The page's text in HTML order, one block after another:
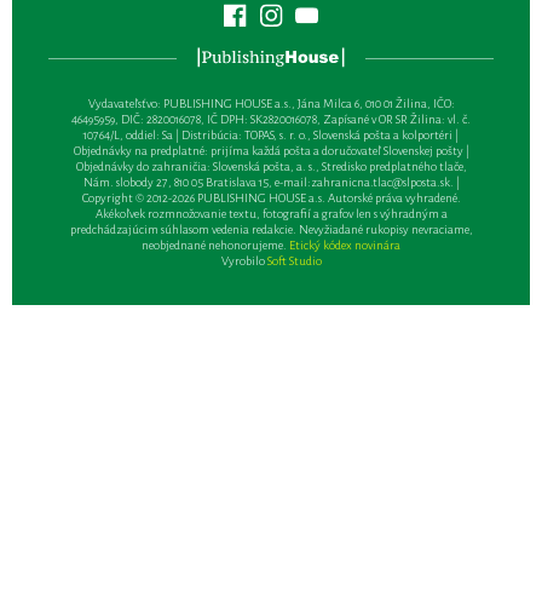
Vydavateľsťvo: PUBLISHING HOUSE a.s., Jána Milca 6, 010 01 Žilina, IČO:
46495959, DIČ: 2820016078, IČ DPH: SK2820016078, Zapísané v OR SR Žilina: vl. č.
10764/L, oddiel: Sa | Distribúcia: TOPAS, s. r. o., Slovenská pošta a kolportéri |
Objednávky na predplatné: prijíma každá pošta a doručovateľ Slovenskej pošty |
Objednávky do zahraničia: Slovenská pošta, a. s., Stredisko predplatného tlače,
Nám. slobody 27, 810 05 Bratislava 15, e-mail:zahranicna.tlac@slposta.sk. |
Copyright © 2012-2026 PUBLISHING HOUSE a.s. Autorské práva vyhradené.
Akékoľvek rozmnožovanie textu, fotografií a grafov len s výhradným a
predchádzajúcim súhlasom vedenia redakcie. Nevyžiadané rukopisy nevraciame,
neobjednané nehonorujeme. Etický kódex novinára
VyrobiloSoft Studio